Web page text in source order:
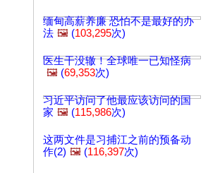
缅甸高薪养廉 恐怕不是最好的办
法 🖼️ (103,295次)
医生干没辙！全球唯一已知怪病
🖼️ (69,353次)
习近平访问了他最应该访问的国
家 🖼️ (115,986次)
这两文件是习捕江之前的预备动
作(2) 🖼️ (116,397次)